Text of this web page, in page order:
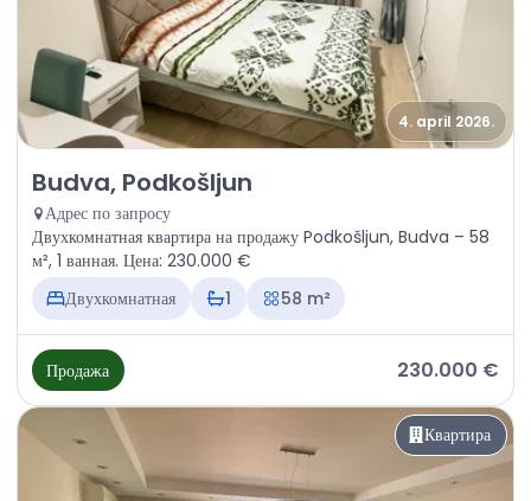
4. april 2026.
Продажа - Квартира Budva, Podkošljun
Budva, Podkošljun
Адрес по запросу
Двухкомнатная квартира на продажу Podkošljun, Budva – 58
м², 1 ванная. Цена: 230.000 €
Двухкомнатная
1 58 m²
Продажа 230.000 €
Квартира